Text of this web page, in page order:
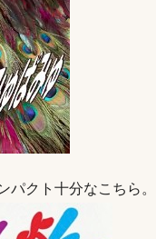
パクト十分なこちら。